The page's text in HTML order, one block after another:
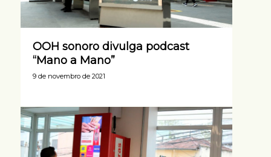
OOH sonoro divulga podcast
“Mano a Mano”
9 de novembro de 2021